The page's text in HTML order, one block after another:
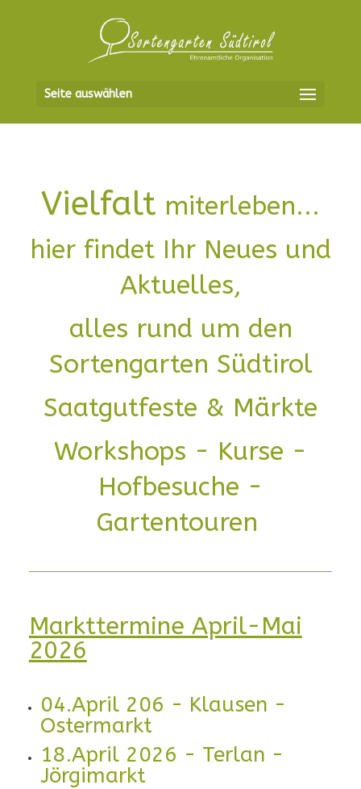
Seite auswählen
Vielfalt miterleben...
hier findet Ihr Neues und
Aktuelles,
alles rund um den
Sortengarten Südtirol
Saatgutfeste & Märkte
Workshops - Kurse -
Hofbesuche -
Gartentouren
Markttermine April-Mai
2026
04.April 206 - Klausen -
Ostermarkt
18.April 2026 - Terlan -
Jörgimarkt